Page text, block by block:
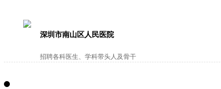
深圳市南山区人民医院
招聘各科医生、学科带头人及骨干